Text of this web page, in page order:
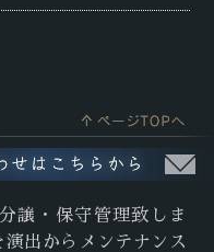
譲・保守管理致しま
出からメンテナンス